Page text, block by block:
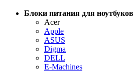
Блоки питания для ноутбуков
Acer
Apple
ASUS
Digma
DELL
E-Machines